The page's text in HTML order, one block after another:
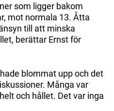
som ligger bakom
mot normala 13. Åtta
till att minska
berättar Ernst för
blommat upp och det
Många var
och hållet. Det var inga